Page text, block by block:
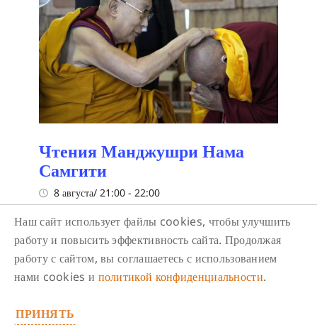
Чтения Манджушри Нама
Самгити
8 августа/ 21:00 - 22:00
Чтения Манджушри Нама Самгити
Наш сайт использует файлы cookies, чтобы улучшить
работу и повысить эффективность сайта. Продолжая
работу с сайтом, вы соглашаетесь с использованием
нами cookies и политикой конфиденциальности.
ПРИНЯТЬ